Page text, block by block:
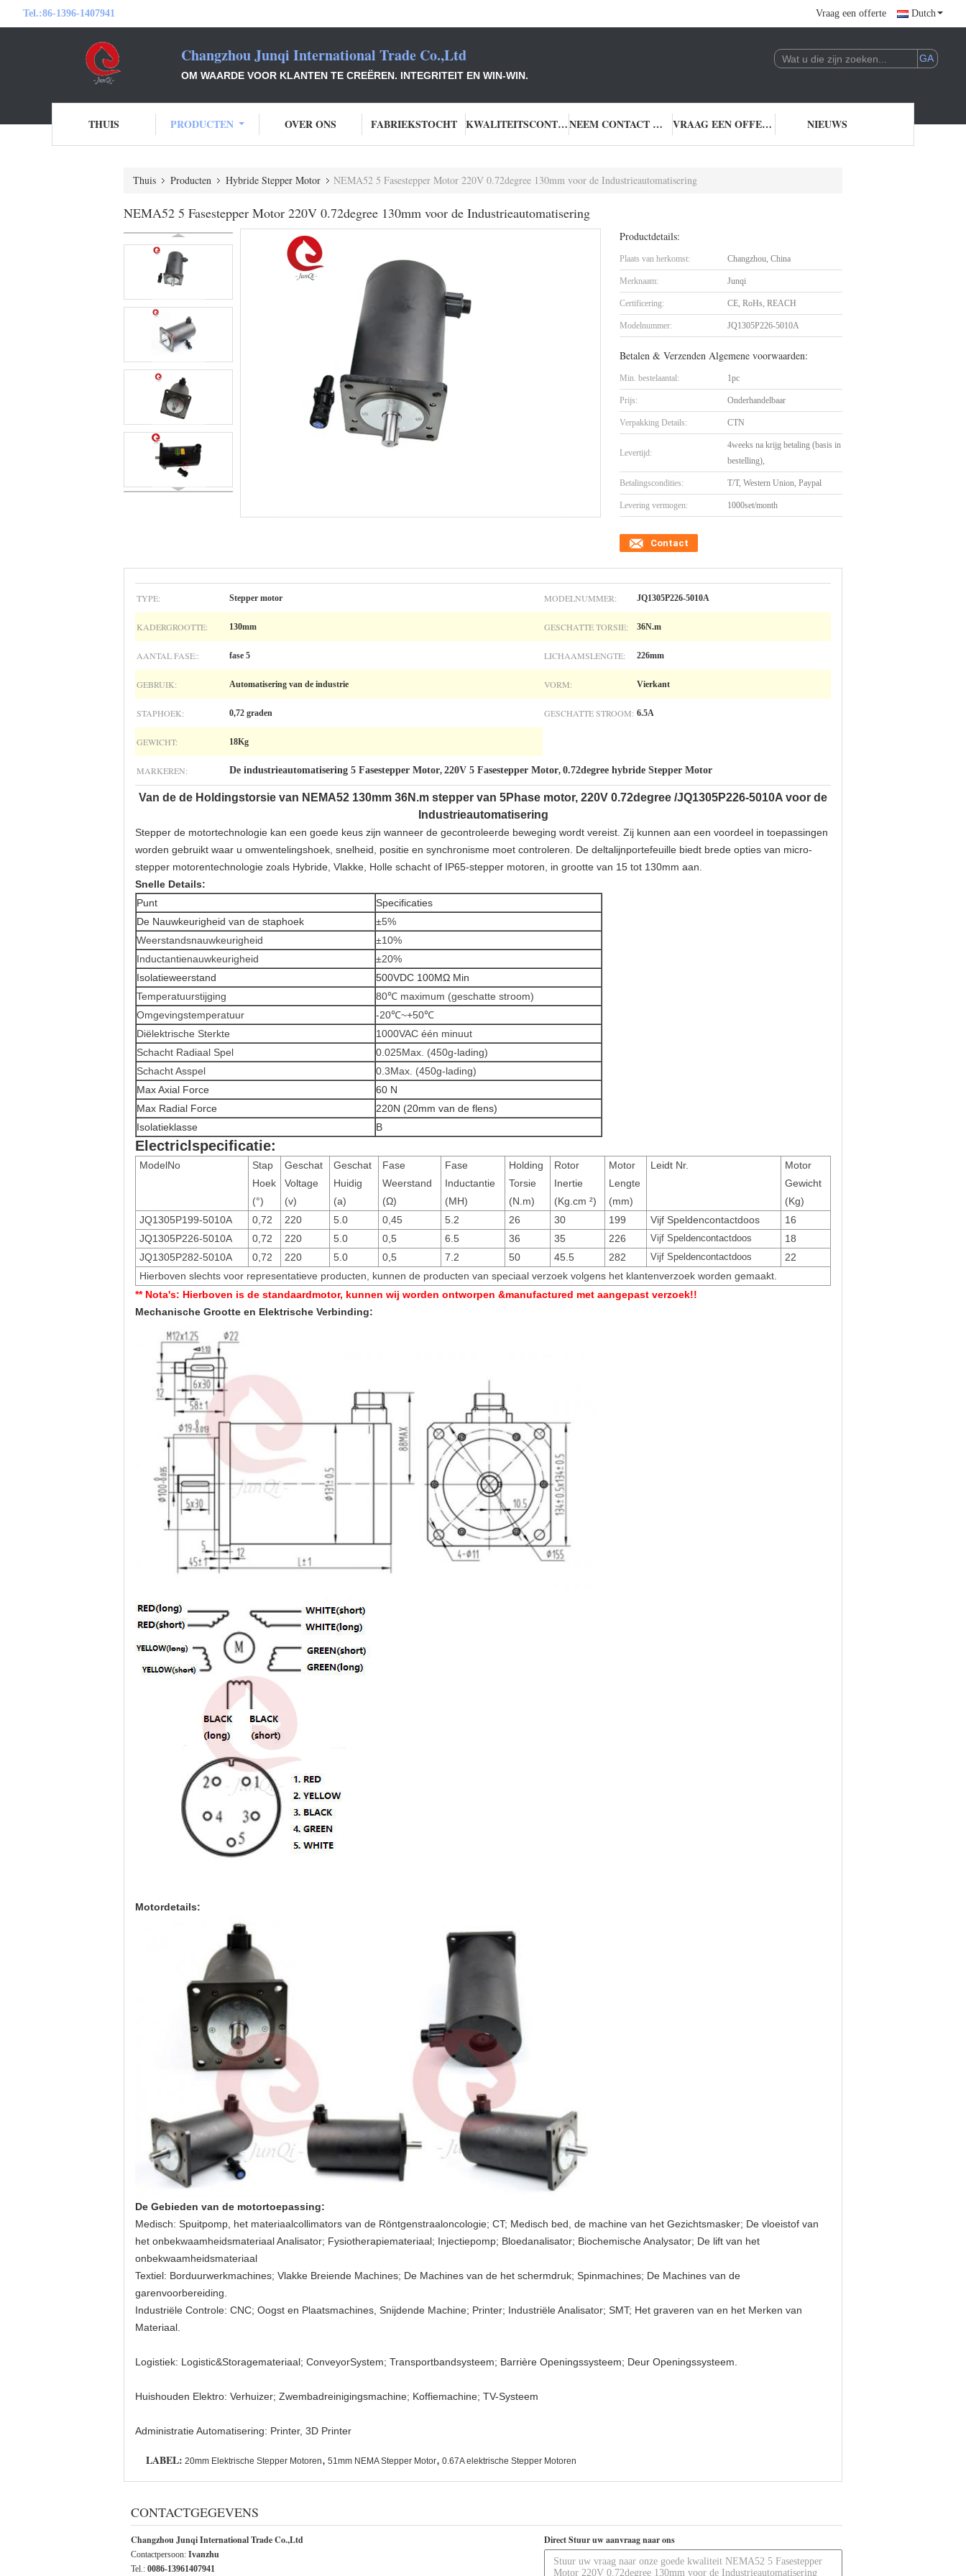
Tel.:86-1396-1407941 Vraag een offerte Dutch
Changzhou Junqi International Trade Co.,Ltd
OM WAARDE VOOR KLANTEN TE CREËREN. INTEGRITEIT EN WIN-WIN.
THUIS PRODUCTEN OVER ONS FABRIEKSTOCHT KWALITEITSCONTROLE NEEM CONTACT MET ONS OP VRAAG EEN OFFERTE NIEUWS
Thuis Producten Hybride Stepper Motor NEMA52 5 Fasestepper Motor 220V 0.72degree 130mm voor de Industrieautomatisering
NEMA52 5 Fasestepper Motor 220V 0.72degree 130mm voor de Industrieautomatisering
Productdetails:
Plaats van herkomst: Changzhou, China
Merknaam: Junqi
Certificering: CE, RoHs, REACH
Modelnummer: JQ1305P226-5010A
Betalen & Verzenden Algemene voorwaarden:
Min. bestelaantal: 1pc
Prijs: Onderhandelbaar
Verpakking Details: CTN
Levertijd:
4weeks na krijg betaling (basis in
bestelling),
Betalingscondities: T/T, Western Union, Paypal
Levering vermogen: 1000set/month
Contact
TYPE: Stepper motor MODELNUMMER: JQ1305P226-5010A
KADERGROOTTE: 130mm GESCHATTE TORSIE: 36N.m
AANTAL FASE:: fase 5 LICHAAMSLENGTE: 226mm
GEBRUIK: Automatisering van de industrie VORM: Vierkant
STAPHOEK: 0,72 graden GESCHATTE STROOM: 6.5A
GEWICHT: 18Kg
MARKEREN: De industrieautomatisering 5 Fasestepper Motor, 220V 5 Fasestepper Motor, 0.72degree hybride Stepper Motor
Van de de Holdingstorsie van NEMA52 130mm 36N.m stepper van 5Phase motor, 220V 0.72degree /JQ1305P226-5010A voor de
Industrieautomatisering
Stepper de motortechnologie kan een goede keus zijn wanneer de gecontroleerde beweging wordt vereist. Zij kunnen aan een voordeel in toepassingen
worden gebruikt waar u omwentelingshoek, snelheid, positie en synchronisme moet controleren. De deltalijnportefeuille biedt brede opties van micro-
stepper motorentechnologie zoals Hybride, Vlakke, Holle schacht of IP65-stepper motoren, in grootte van 15 tot 130mm aan.
Snelle Details:
Punt
Specificaties
De Nauwkeurigheid van de staphoek
±5%
Weerstandsnauwkeurigheid
±10%
Inductantienauwkeurigheid
±20%
Isolatieweerstand
500VDC 100MΩ Min
Temperatuurstijging
80℃ maximum (geschatte stroom)
Omgevingstemperatuur
-20℃~+50℃
Diëlektrische Sterkte
1000VAC één minuut
Schacht Radiaal Spel
0.025Max. (450g-lading)
Schacht Asspel
0.3Max. (450g-lading)
Max Axial Force
60 N
Max Radial Force
220N (20mm van de flens)
Isolatieklasse
B
Electriclspecificatie:
ModelNo
Stap
Hoek
(°)
Geschat
Voltage
(v)
Geschat
Huidig
(a)
Fase
Weerstand
(Ω)
Fase
Inductantie
(MH)
Holding
Torsie
(N.m)
Rotor
Inertie
(Kg.cm ²)
Motor
Lengte
(mm)
Leidt Nr.
Motor
Gewicht
(Kg)
JQ1305P199-5010A
0,72 220 5.0 0,45 5.2 26 30 199 Vijf Speldencontactdoos
16
JQ1305P226-5010A
0,72 220 5.0 0,5 6.5 36 35 226 Vijf Speldencontactdoos
18
JQ1305P282-5010A
0,72 220 5.0 0,5 7.2 50 45.5 282 Vijf Speldencontactdoos
22
Hierboven slechts voor representatieve producten, kunnen de producten van speciaal verzoek volgens het klantenverzoek worden gemaakt.
** Nota's: Hierboven is de standaardmotor, kunnen wij worden ontworpen &manufactured met aangepast verzoek!!
Mechanische Grootte en Elektrische Verbinding:
Motordetails:
De Gebieden van de motortoepassing:
Medisch: Spuitpomp, het materiaalcollimators van de Röntgenstraaloncologie; CT; Medisch bed, de machine van het Gezichtsmasker; De vloeistof van
het onbekwaamheidsmateriaal Analisator; Fysiotherapiemateriaal; Injectiepomp; Bloedanalisator; Biochemische Analysator; De lift van het
onbekwaamheidsmateriaal
Textiel: Borduurwerkmachines; Vlakke Breiende Machines; De Machines van de het schermdruk; Spinmachines; De Machines van de
garenvoorbereiding.
Industriële Controle: CNC; Oogst en Plaatsmachines, Snijdende Machine; Printer; Industriële Analisator; SMT; Het graveren van en het Merken van
Materiaal.
Logistiek: Logistic&Storagemateriaal; ConveyorSystem; Transportbandsysteem; Barrière Openingssysteem; Deur Openingssysteem.
Huishouden Elektro: Verhuizer; Zwembadreinigingsmachine; Koffiemachine; TV-Systeem
Administratie Automatisering: Printer, 3D Printer
LABEL: 20mm Elektrische Stepper Motoren, 51mm NEMA Stepper Motor, 0.67A elektrische Stepper Motoren
CONTACTGEGEVENS
Changzhou Junqi International Trade Co.,Ltd
Contactpersoon: Ivanzhu
Tel.: 0086-13961407941
Direct Stuur uw aanvraag naar ons